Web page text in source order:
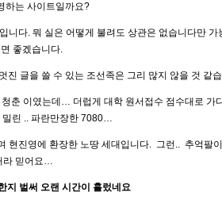
하는 사이트일까요?
다. 뭐 실은 어떻게 불려도 상관은 없습니다만
좋겠습니다.
진 글을 쓸 수 있는 조선족은 그리 많지 않을 것 같
춘 이였는데… 더럽게 대학 원서접수 점수대로
밀린 .. 파란만장한 7080…
진영에 환장한 노땅 세대입니다. 그런.. 추억팔
라 믿어요…
지 벌써 오랜 시간이 흘렀네요